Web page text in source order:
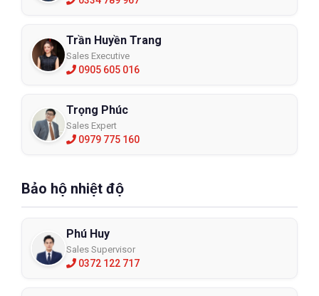
Trần Huyền Trang
Sales Executive
0905 605 016
Trọng Phúc
Sales Expert
0979 775 160
Bảo hộ nhiệt độ
Phú Huy
Sales Supervisor
0372 122 717